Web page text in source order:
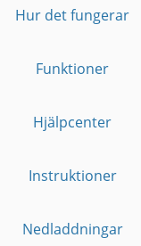
Hur det fungerar
Funktioner
Hjälpcenter
Instruktioner
Nedladdningar